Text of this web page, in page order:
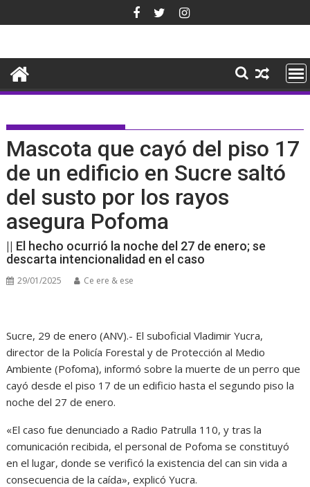
al
Mascota que cayó del piso 17
de un edificio en Sucre saltó
del susto por los rayos
asegura Pofoma
|| El hecho ocurrió la noche del 27 de enero; se
descarta intencionalidad en el caso
29/01/2025 Ce ere & ese
Sucre, 29 de enero (ANV).- El suboficial Vladimir Yucra,
director de la Policía Forestal y de Protección al Medio
Ambiente (Pofoma), informó sobre la muerte de un perro que
cayó desde el piso 17 de un edificio hasta el segundo piso la
noche del 27 de enero.
«El caso fue denunciado a Radio Patrulla 110, y tras la
comunicación recibida, el personal de Pofoma se constituyó
en el lugar, donde se verificó la existencia del can sin vida a
consecuencia de la caída», explicó Yucra.